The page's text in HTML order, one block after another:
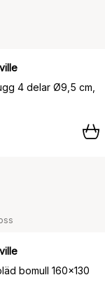
4 delar Ø9,5 cm,
bomull 160x130